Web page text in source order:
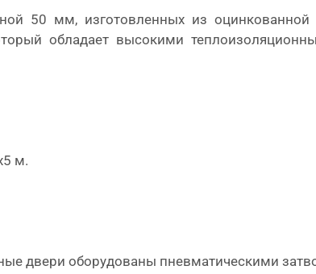
50 мм, изготовленных из оцинкованной
обладает высокими
м.
двери оборудованы пневматическими